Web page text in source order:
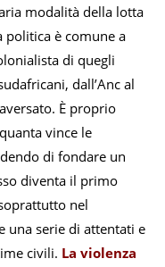
modalità della lotta
politica è comune a
di quegli
dall’Anc al
È proprio
vince le
di fondare un
diventa il primo
nel
una serie di attentati e
civili. La violenza